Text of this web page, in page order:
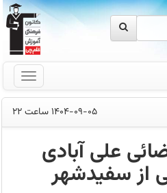
1404-09-05 ساعت 22
علی آبادی
از سفیدشهر